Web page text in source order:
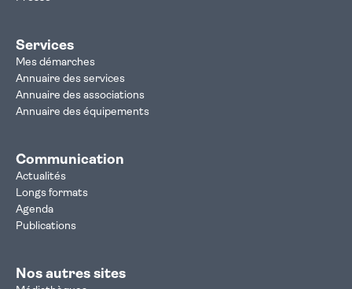
Services
Mes démarches
Annuaire des services
Annuaire des associations
Annuaire des équipements
Communication
Actualités
Longs formats
Agenda
Publications
Nos autres sites